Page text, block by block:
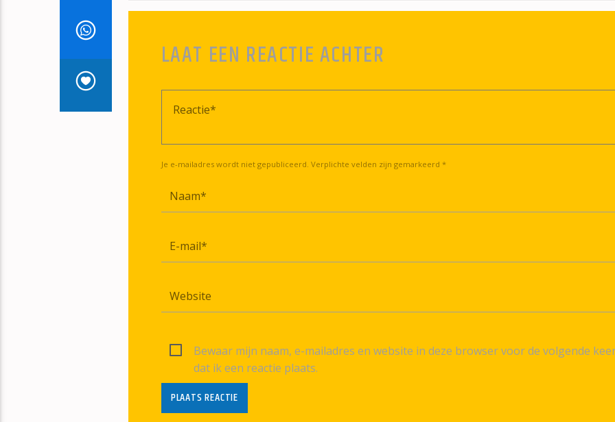
LAAT EEN REACTIE ACHTER
Je e-mailadres wordt niet gepubliceerd. Verplichte velden zijn gemarkeerd *
Bewaar mijn naam, e-mailadres en website in deze browser voor de volgende
dat ik een reactie plaats.